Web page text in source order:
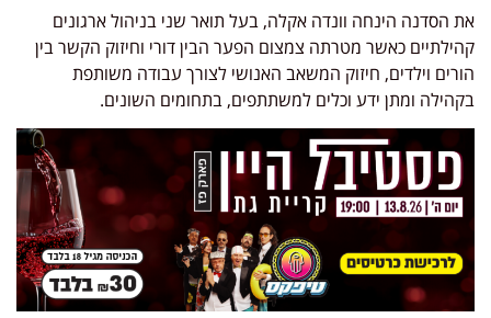
את הסדנה הינחה וונדה אקלה, בעל תואר שני בניהול ארגונים
קהילתיים כאשר מטרתה צמצום הפער הבין דורי וחיזוק הקשר בין
הורים וילדים, חיזוק המשאב האנושי לצורך עבודה משותפת
בקהילה ומתן ידע וכלים למשתתפים, בתחומים השונים.